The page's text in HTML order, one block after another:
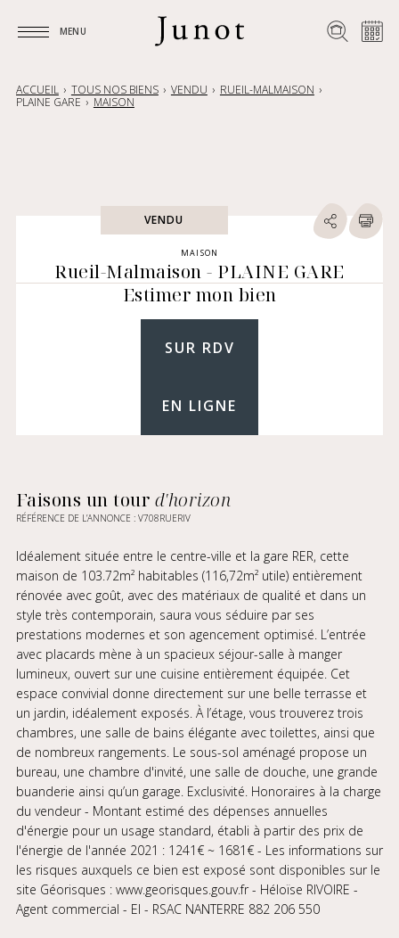
MENU
ACCUEIL TOUS NOS BIENS VENDU
RUEIL-MALMAISON
PLAINE GARE
MAISON
VENDU
MAISON
Rueil-Malmaison - PLAINE GARE
Estimer mon bien
SUR RDV
EN LIGNE
Faisons un tour d'horizon
RÉFÉRENCE DE L’ANNONCE : V708RUERIV
Idéalement située entre le centre-ville et la gare RER, cette
maison de 103.72m² habitables (116,72m² utile) entièrement
rénovée avec goût, avec des matériaux de qualité et dans un
style très contemporain, saura vous séduire par ses
prestations modernes et son agencement optimisé. L’entrée
avec placards mène à un spacieux séjour-salle à manger
lumineux, ouvert sur une cuisine entièrement équipée. Cet
espace convivial donne directement sur une belle terrasse et
un jardin, idéalement exposés. À l’étage, vous trouverez trois
chambres, une salle de bains élégante avec toilettes, ainsi que
de nombreux rangements. Le sous-sol aménagé propose un
bureau, une chambre d'invité, une salle de douche, une grande
buanderie ainsi qu’un garage. Exclusivité. Honoraires à la charge
du vendeur - Montant estimé des dépenses annuelles
d'énergie pour un usage standard, établi à partir des prix de
l'énergie de l'année 2021 : 1241€ ~ 1681€ - Les informations sur
les risques auxquels ce bien est exposé sont disponibles sur le
site Géorisques : www.georisques.gouv.fr - Héloïse RIVOIRE -
Agent commercial - EI - RSAC NANTERRE 882 206 550